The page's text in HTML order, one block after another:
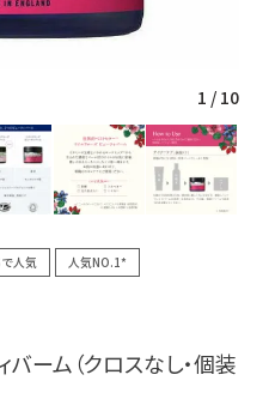
1 / 10
人気 人気NO.1*
ーム（クロスなし・個装